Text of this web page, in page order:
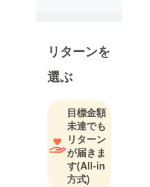
を立ち上げ
ました。
自ら職人も
しています
ので空き家
再生の改修
は自分も施
工していま
す。
リターンを
選ぶ
目標金額
未達でも
リターン
が届きま
す(All-in
方式)